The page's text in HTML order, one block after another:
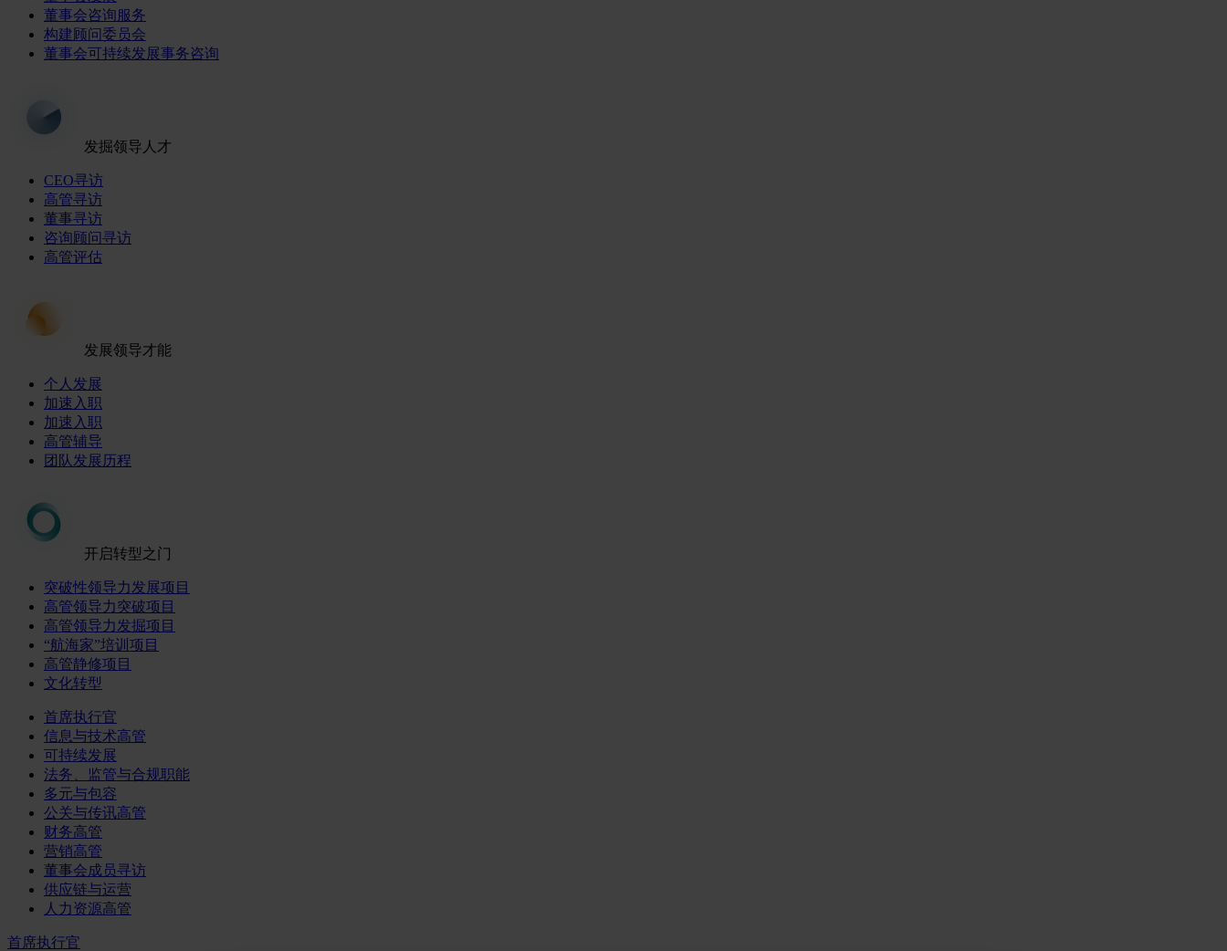
董事会咨询服务
构建顾问委员会
董事会可持续发展事务咨询
发掘领导人才
CEO寻访
高管寻访
董事寻访
咨询顾问寻访
高管评估
发展领导才能
个人发展
加速入职
加速入职
高管辅导
团队发展历程
开启转型之门
突破性领导力发展项目
高管领导力突破项目
高管领导力发掘项目
“航海家”培训项目
高管静修项目
文化转型
首席执行官
信息与技术高管
可持续发展
法务、监管与合规职能
多元与包容
公关与传讯高管
财务高管
营销高管
董事会成员寻访
供应链与运营
人力资源高管
首席执行官